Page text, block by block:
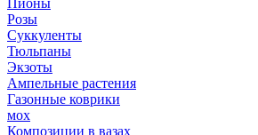
Пионы
Розы
Суккуленты
Тюльпаны
Экзоты
Ампельные растения
Газонные коврики
мох
Композиции в вазах